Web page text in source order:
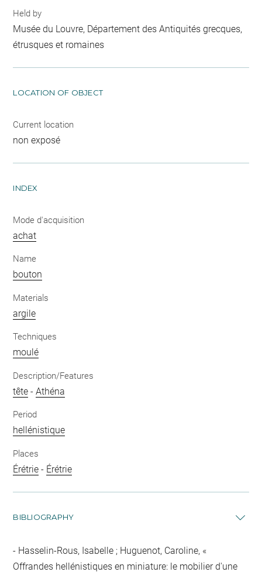
Held by
Musée du Louvre, Département des Antiquités grecques,
étrusques et romaines
LOCATION OF OBJECT
Current location
non exposé
INDEX
Mode d'acquisition
achat
Name
bouton
Materials
argile
Techniques
moulé
Description/Features
tête -Athéna
Period
hellénistique
Places
Érétrie - Érétrie
BIBLIOGRAPHY
Hasselin-Rous, Isabelle ; Huguenot, Caroline, «
Offrandes hellénistiques en miniature: le mobilier d'une